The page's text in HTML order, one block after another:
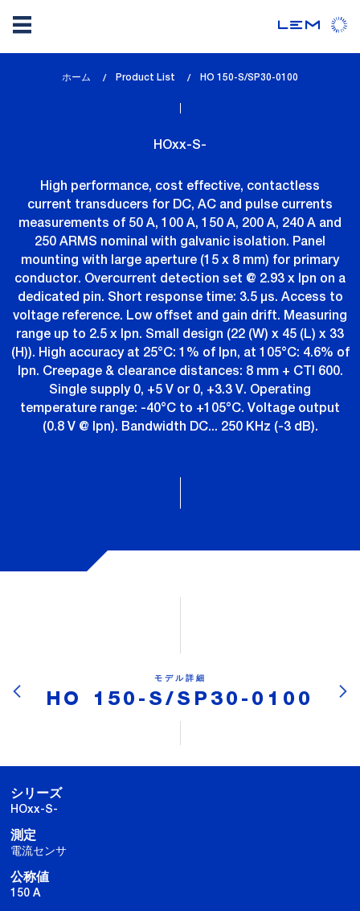
ホーム Product List
lem_current_page
HO 150-S/SP30-0100
HOxx-S-
High performance, cost effective, contactless
current transducers for DC, AC and pulse currents
measurements of 50 A, 100 A, 150 A, 200 A, 240 A and
250 ARMS nominal with galvanic isolation. Panel
mounting with large aperture (15 x 8 mm) for primary
conductor. Overcurrent detection set @ 2.93 x Ipn on a
dedicated pin. Short response time: 3.5 µs. Access to
voltage reference. Low offset and gain drift. Measuring
range up to 2.5 x Ipn. Small design (22 (W) x 45 (L) x 33
(H)). High accuracy at 25°C: 1% of Ipn, at 105°C: 4.6% of
Ipn. Creepage & clearance distances: 8 mm + CTI 600.
Single supply 0, +5 V or 0, +3.3 V. Operating
temperature range: -40°C to +105°C. Voltage output
(0.8 V @ Ipn). Bandwidth DC... 250 KHz (-3 dB).
モデル詳細
HO 150-S/SP30-0100
シリーズ
HOxx-S-
測定
電流センサ
公称値
150 A